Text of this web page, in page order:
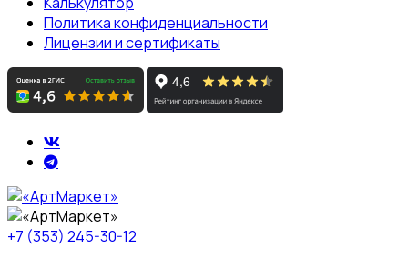
Политика конфиденциальности
Лицензии и сертификаты
+7 (353) 245-30-12